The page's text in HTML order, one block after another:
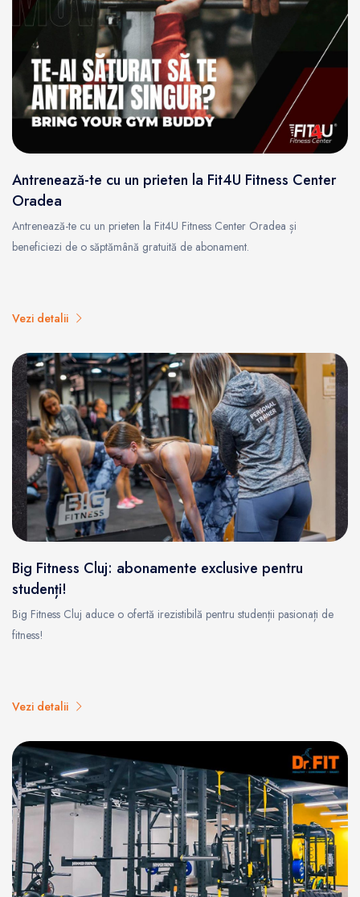
Antrenează-te cu un prieten la Fit4U Fitness Center
Oradea
Antrenează-te cu un prieten la Fit4U Fitness Center Oradea și
beneficiezi de o săptămână gratuită de abonament.
Vezi detalii
Big Fitness Cluj: abonamente exclusive pentru
studenți!
Big Fitness Cluj aduce o ofertă irezistibilă pentru studenții pasionați de
fitness!
Vezi detalii